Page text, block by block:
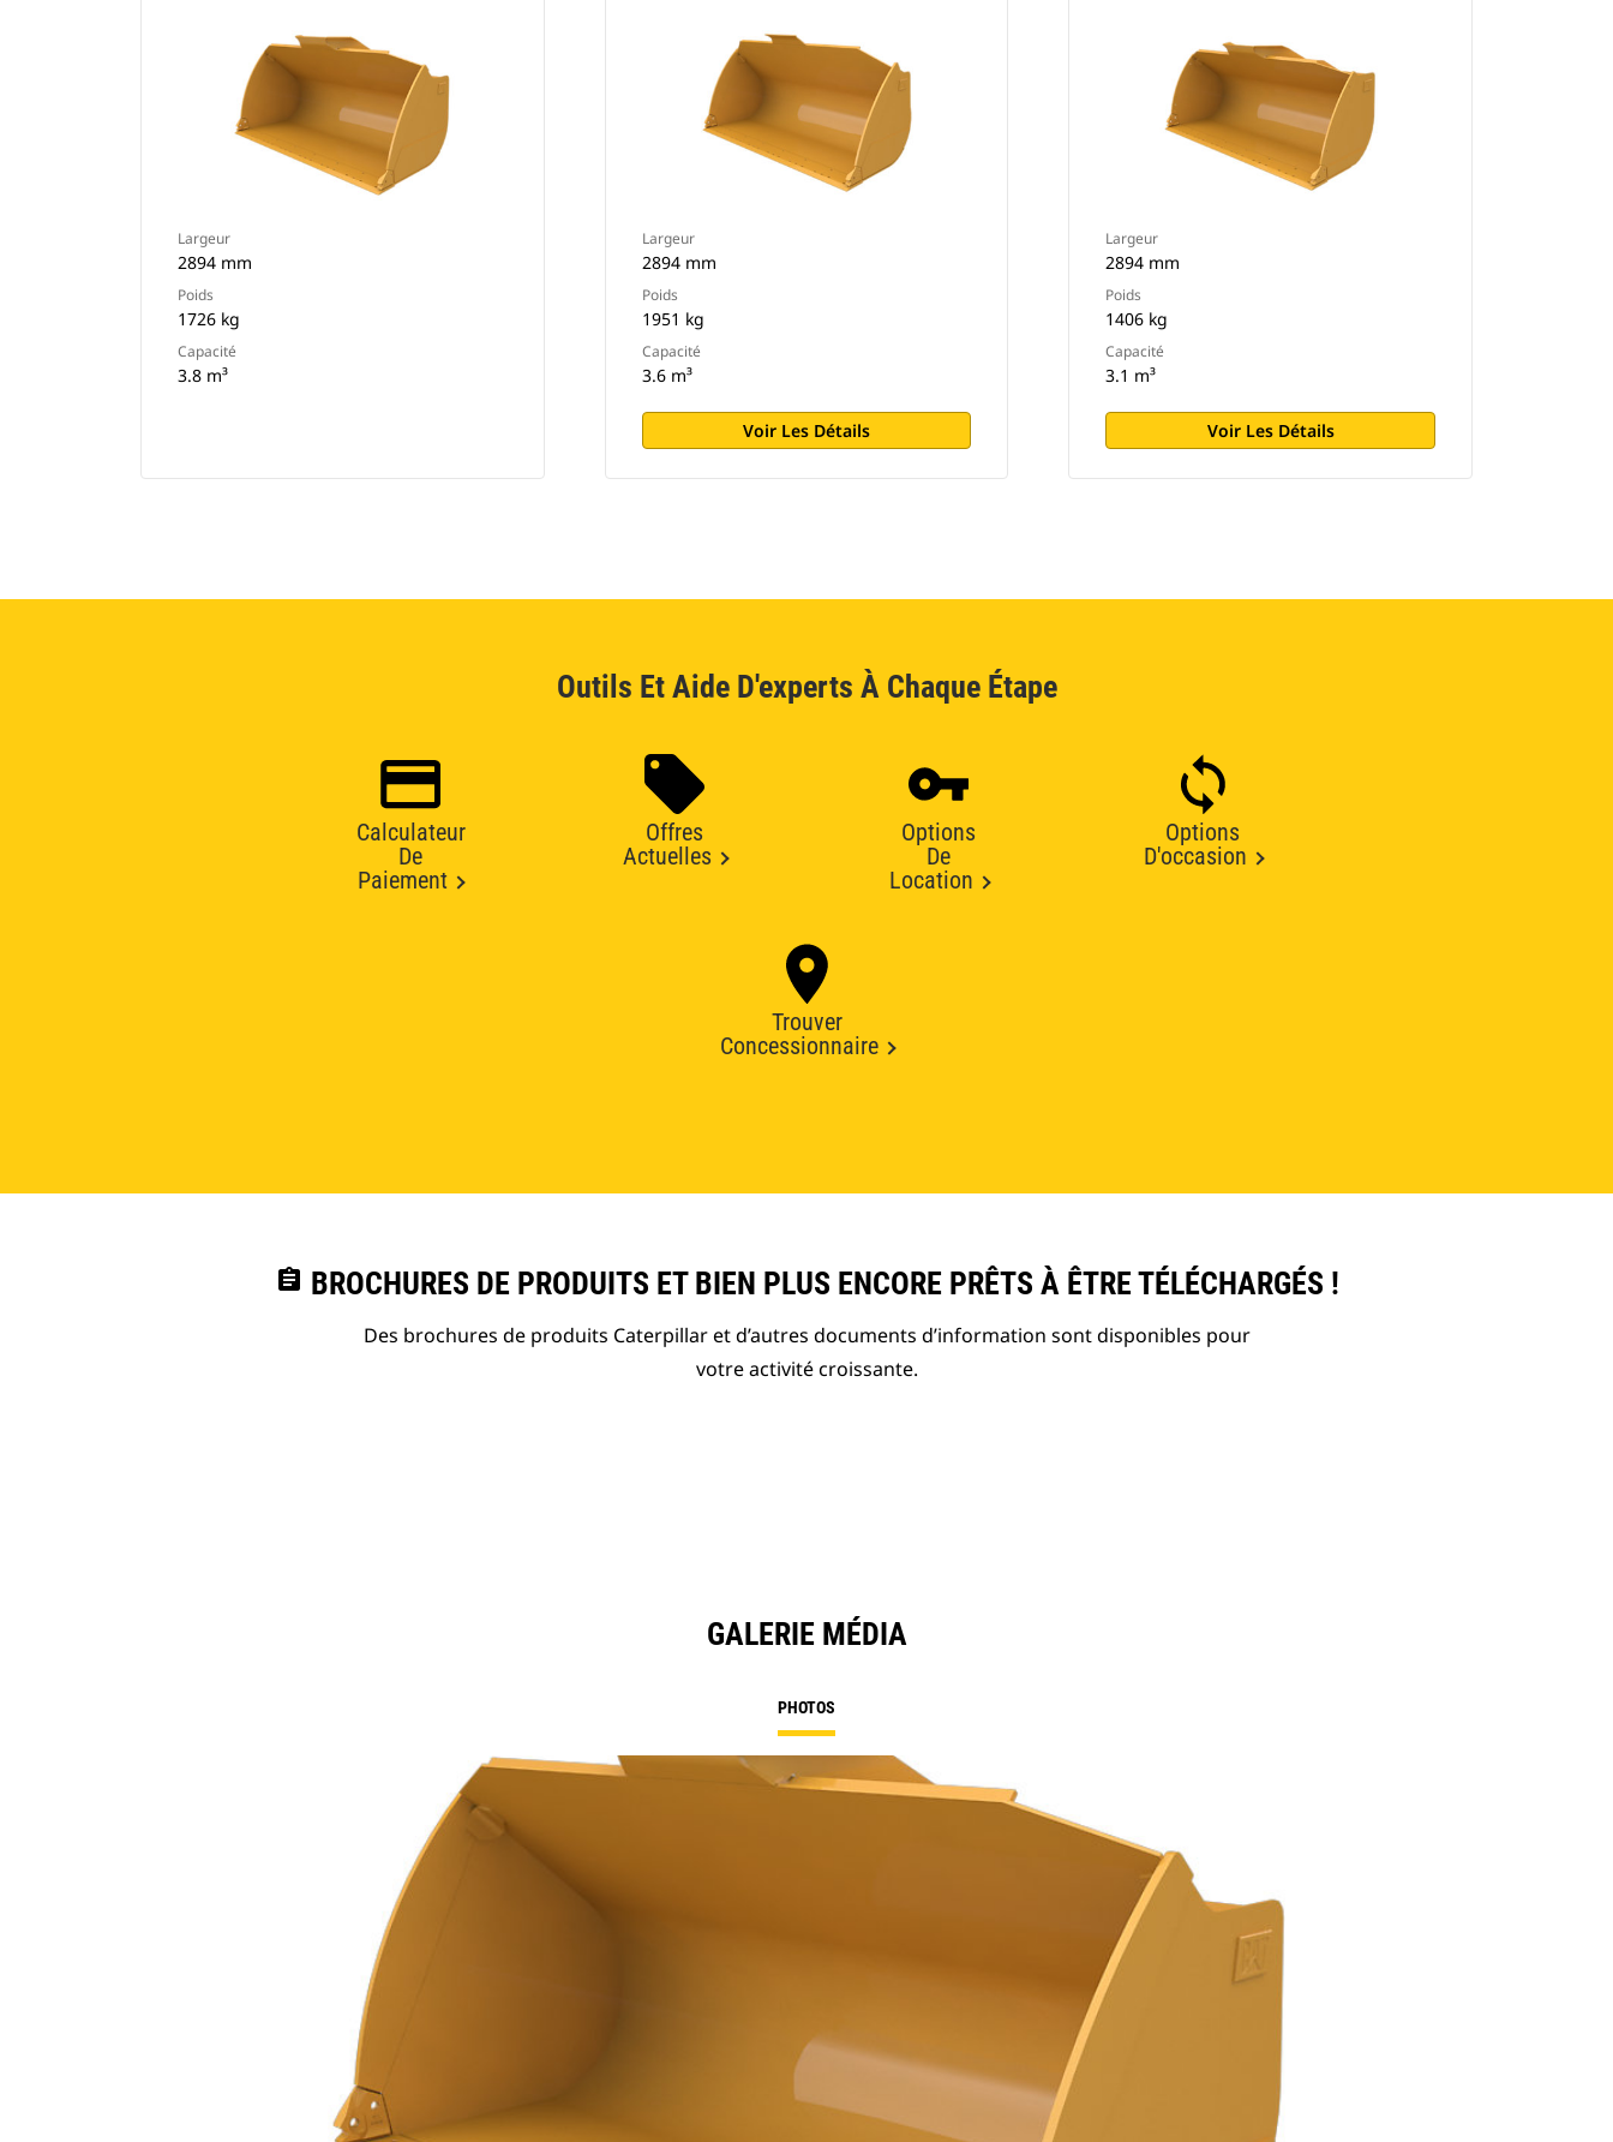
Largeur
2894 mm
Poids
1726 kg
Capacité
3.8 m³
Largeur
2894 mm
Poids
1951 kg
Capacité
3.6 m³
Voir Les Détails
Largeur
2894 mm
Poids
1406 kg
Capacité
3.1 m³
Voir Les Détails
Outils Et Aide D'experts À Chaque Étape
Calculateur
De
Paiement
Offres
Actuelles
Options
De
Location
Options
D'occasion
Trouver
Concessionnaire
assignment BROCHURES DE PRODUITS ET BIEN PLUS ENCORE PRÊTS À ÊTRE TÉLÉCHARGÉS !
Des brochures de produits Caterpillar et d’autres documents d’information sont disponibles pour
votre activité croissante.
GALERIE MÉDIA
PHOTOS